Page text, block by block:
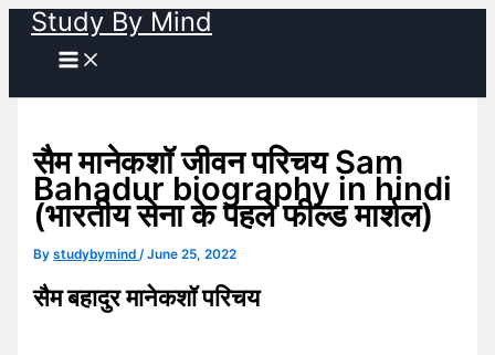
Skip
content
Study By Mind
सैम मानेकशॉ जीवन परिचय Sam
Bahadur biography in hindi
(भारतीय सेना के पहले फील्ड मार्शल)
Bystudybymind/June 25, 2022
सैम बहादुर मानेकशॉ परिचय